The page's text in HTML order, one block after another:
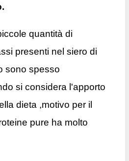
quantità di
presenti nel siero di
sono spesso
si considera l'apporto
dieta ,motivo per il
pure ha molto